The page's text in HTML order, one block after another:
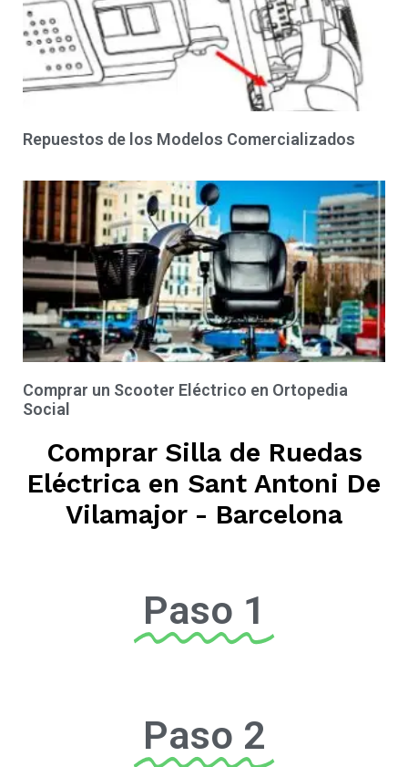
Repuestos de los Modelos Comercializados
Comprar un Scooter Eléctrico en Ortopedia
Social
Comprar Silla de Ruedas
Eléctrica en Sant Antoni De
Vilamajor - Barcelona
Paso 1
Paso 2